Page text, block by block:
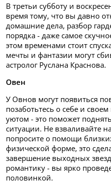
В третьи субботу и
время тому, что вы давно
домашние дела, разбор
порядка - даже самое
этом временами стоит
мечты и фантазии могут
астролог Руслана Краснова.
Овен
У Овнов могут появиться
позаботьтесь о себе и
уютом - это поможет
ситуации. Не взваливайте
попросите о помощи
физической форме, это
завершение выходных
романтику - вы ярко
половинкой.